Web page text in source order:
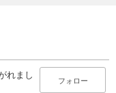
れまし
フォロー